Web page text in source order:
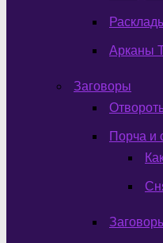
Арканы
Заговоры
Порча и